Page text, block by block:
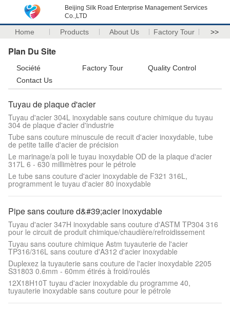
Beijing Silk Road Enterprise Management Services
Co.,LTD
Home Products About Us Factory Tour >>
Plan Du Site
Société Factory Tour
Quality Control
Contact Us
Tuyau de plaque d'acier
Tuyau d'acier 304L inoxydable sans couture chimique du tuyau
304 de plaque d'acier d'industrie
Tube sans couture minuscule de recuit d'acier inoxydable, tube
de petite taille d'acier de précision
Le marinage/a poli le tuyau inoxydable OD de la plaque d'acier
317L 6 - 630 millimètres pour le pétrole
Le tube sans couture d'acier inoxydable de F321 316L,
programment le tuyau d'acier 80 inoxydable
Pipe sans couture d&#39;acier inoxydable
Tuyau d'acier 347H inoxydable sans couture d'ASTM TP304 316
pour le circuit de produit chimique/chaudière/refroidissement
Tuyau sans couture chimique Astm tuyauterie de l'acier
TP316/316L sans couture d'A312 d'acier inoxydable
Duplexez la tuyauterie sans couture de l'acier inoxydable 2205
S31803 0.6mm - 60mm étirés à froid/roulés
12X18H10T tuyau d'acier inoxydable du programme 40,
tuyauterie inoxydable sans couture pour le pétrole